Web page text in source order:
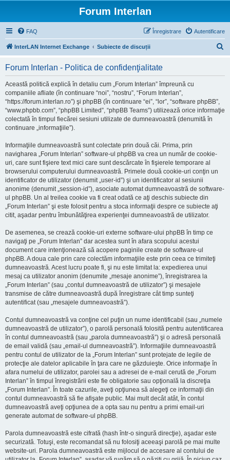
Forum Interlan
FAQ Autentificare
Înregistrare
InterLAN Internet Exchange Subiecte de discuții
Forum Interlan - Politica de confidenţialitate
Această politică explică în detaliu cum „Forum Interlan” împreună cu
companiile afliate (în continuare “noi”, “nostru”, “Forum Interlan”,
“https://forum.interlan.ro”) şi phpBB (în continuare “ei”, “lor”, “software phpBB”,
“www.phpbb.com”, “phpBB Limited”, “phpBB Teams”) utilizează orice informaţie
colectată în timpul fiecărei sesiuni utilizate de dumneavoastră (denumită în
continuare „informaţiile”).
Informaţiile dumneavoastră sunt colectate prin două căi. Prima, prin
navigharea „Forum Interlan” software-ul phpBB va crea un număr de cookie-
uri, care sunt fişiere text mici care sunt descărcate în fişierele temporare al
browserului computerului dumneavoastră. Primele două cookie-uri conţin un
identificator de utilizator (denumit „user-id”) şi un identificator al sesiunii
anonime (denumit „session-id”), asociate automat dumneavoastră de software-
ul phpBB. Un al treilea cookie va fi creat odată ce aţi deschis subiecte din
„Forum Interlan” şi este folosit pentru a stoca informaţii despre ce subiecte aţi
citit, aşadar pentru îmbunătăţirea experienţei dumneavoastră de utilizator.
De asemenea, se crează cookie-uri externe software-ului phpBB în timp ce
navigaţi pe „Forum Interlan” dar acestea sunt în afara scopului acestui
document care intenţionează să acopere paginile create de software-ul
phpBB. A doua cale prin care colectăm informaţiile este prin ceea ce trimiteţi
dumneavoastră. Acest lucru poate fi, şi nu este limitat la: expedierea unui
mesaj ca utilizator anonim (denumite „mesaje anonime”), înregistrarea la
„Forum Interlan” (sau „contul dumneavoastră de utilizator”) şi mesajele
transmise de către dumneavoastră după înregistrare cât timp sunteţi
autentificat (sau „mesajele dumneavoastră”).
Contul dumneavoastră va conţine cel puţin un nume identificabil (sau „numele
dumneavoastră de utilizator”), o parolă personală folosită pentru autentificarea
în contul dumneavoastră (sau „parola dumneavoastră”) şi o adresă personală
de email validă (sau „email-ul dumneavoastră”). Informaţiile dumneavoastră
pentru contul de utilizator de la „Forum Interlan” sunt protejate de legile de
protecţie ale datelor aplicabile în ţara care ne găzduieşte. Orice informaţie în
afara numelui de utilizator, parolei sau a adresei de e-mail cerută de „Forum
Interlan” în timpul înregistrării este fie obligatorie sau opţională la discreţia
„Forum Interlan”. În toate cazurile, aveţi opţiunea să alegeţi ce informaţii din
contul dumneavoastră să fie afişate public. Mai mult decât atât, în contul
dumneavoastră aveţi opţiunea de a opta sau nu pentru a primi email-uri
generate automat de software-ul phpBB.
Parola dumneavoastră este cifrată (hash într-o singură direcţie), aşadar este
securizată. Totuşi, este recomandat să nu folosiţi aceeaşi parolă pe mai multe
website-uri. Parola dumneavoastră este mijlocul de accesare al contului de